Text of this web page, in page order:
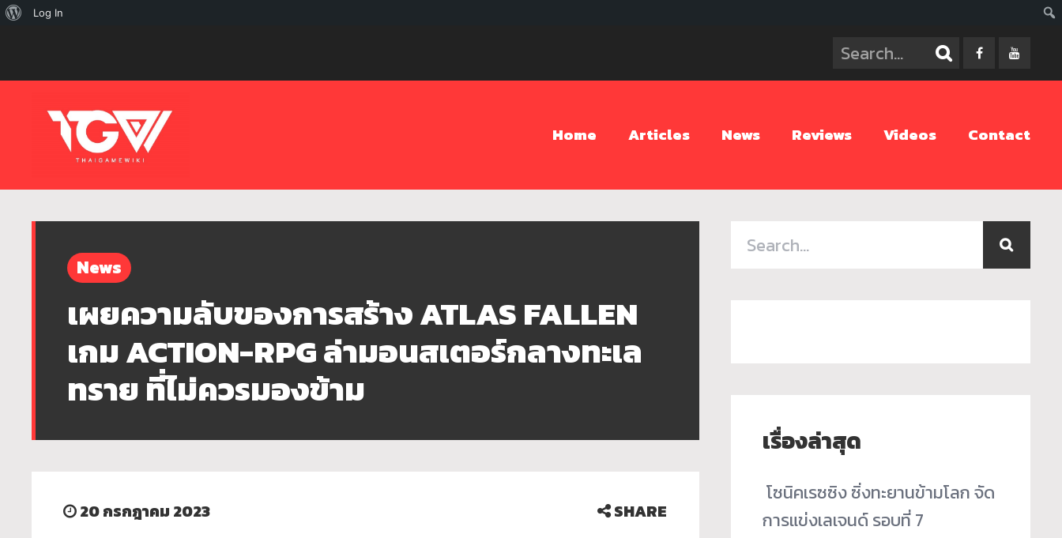
Home Articles News Reviews Videos Contact
News
เผยความลับของการสร้าง ATLAS FALLEN
เกม ACTION-RPG ล่ามอนสเตอร์กลางทะเล
ทราย ที่ไม่ควรมองข้าม
20 กรกฎาคม 2023 SHARE
เรื่องล่าสุด
­ โซนิคเรซซิง ซิ่งทะยานข้ามโลก จัด
การแข่งเลเจนด์ รอบที่ 7
เกี่ยวLog In